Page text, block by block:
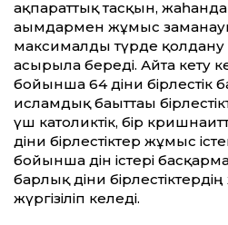
ақпарат­тық тасқын,
ағымдармен жұмыс
максималды түрде
асырыла береді. Айта кету
бойынша 64 діни бірлестік
исламдық бағыт­тағы
үш католиктік, бір
діни бірлестіктер жұмыс
бойынша дін істері
барлық діни
жүргізіліп келеді.